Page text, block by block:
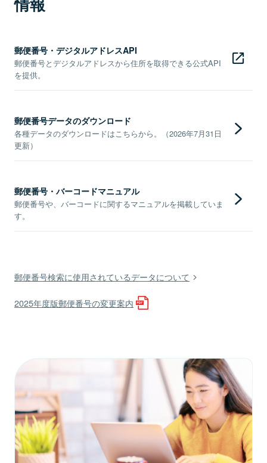
郵便番号・デジタルアドレスAPI
郵便番号とデジタルアドレスから住所を取得できる公式API
を提供。
郵便番号データのダウンロード
各種データのダウンロードはこちらから。（2026年7月31日
更新）
郵便番号・バーコードマニュアル
郵便番号や、バーコードに関するマニュアルを掲載していま
す。
郵便番号検索に使用されているデータについて
2025年度版郵便番号の変更案内